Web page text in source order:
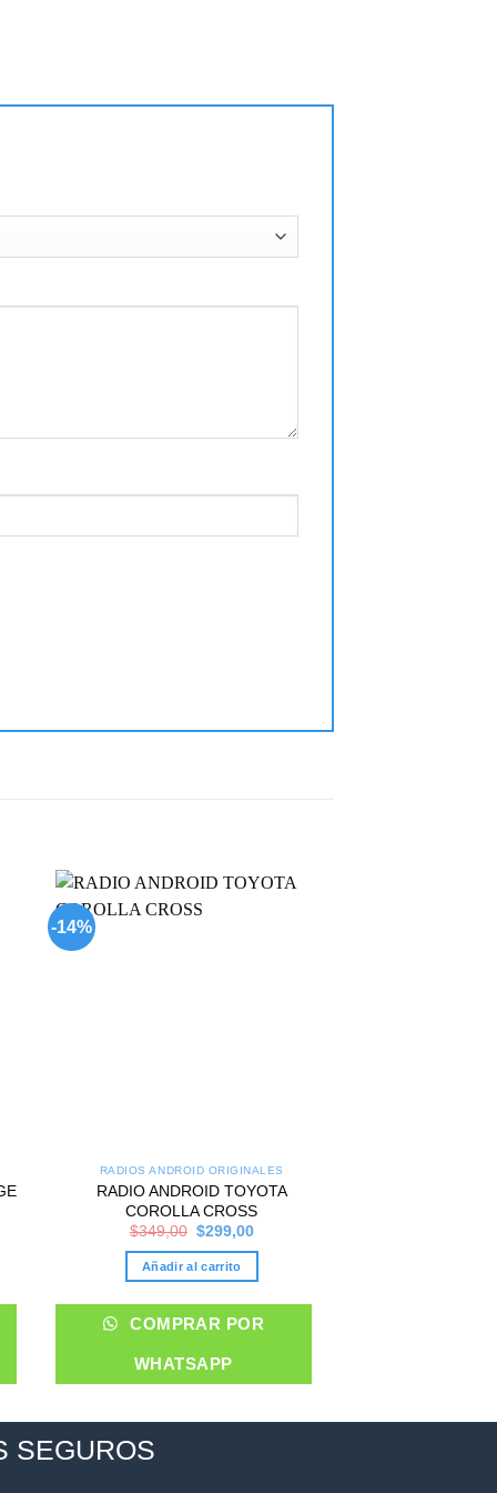
-14%
RADIOS ANDROID ORIGINALES
RADIO ANDROID TOYOTA
COROLLA CROSS
$349,00 Original
was:
$349,00.
$299,00Current
is:
Añadir al carrito
COMPRAR POR
WHATSAPP
SEGUROS